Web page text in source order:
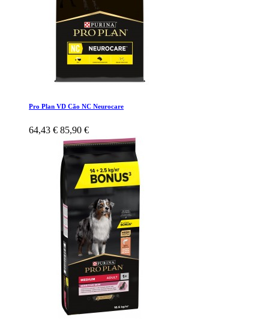
Pro Plan VD Cão NC Neurocare
64,43 € 85,90 €